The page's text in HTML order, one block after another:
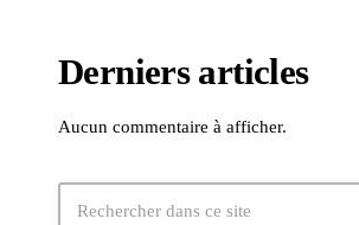
Derniers articles
Aucun commentaire à afficher.